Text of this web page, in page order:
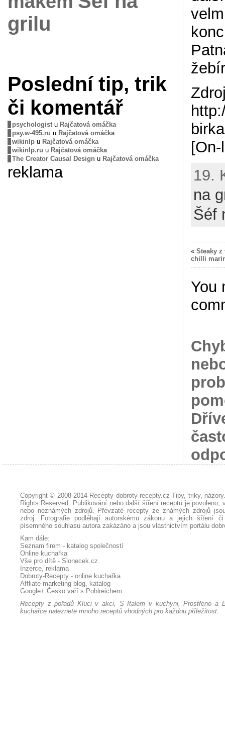
grilu
Poslední tip, trik
či komentář
psychologistu Rajčatová omáčka
psy.w-495.ru u Rajčatová omáčka
wikinlpu Rajčatová omáčka
wikinlp.ru u Rajčatová omáčka
The Creator Causal Design u Rajčatová omáčka
reklama
19.
na
Šéf
« Steaky z
chilli
You
Copyright © 2008-2014 Recepty dobroty-recepty.cz Tipy, triky,
Rights Reserved. Publikování nebo další šíření receptů je povoleno,
nebo neznámých zdrojů. Převzaté recepty ze známých zdrojů
zdroj. Fotografie podléhají autorskému zákonu a jejich šíření
písemného souhlasu autora zakázáno a jsou vlastnictvím portálu
Kam dále:
Seznam firem - katalog společností
Online kuchařka
Vše pro dítě - Slonecek.cz
Inzerce, reklama
Dobroty-Recepty - online kuchařka
Affliate marketing blog, katalog
Google+ Česko vaří s Pohlreichem
Recepty z pořadů Kluci v akci, S Italem v kuchyni, Prostřeno a
kuchařce naleznete mnoho receptů vhodných pro každou příležitost.